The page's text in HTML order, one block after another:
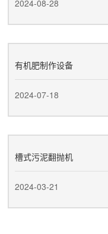
2024-08-28
有机肥制作设备
2024-07-18
槽式污泥翻抛机
2024-03-21